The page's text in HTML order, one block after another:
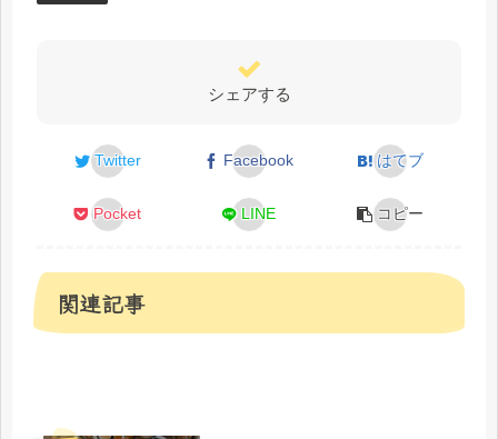
シェアする
Twitter Facebook はてブ
Pocket LINE コピー
関連記事